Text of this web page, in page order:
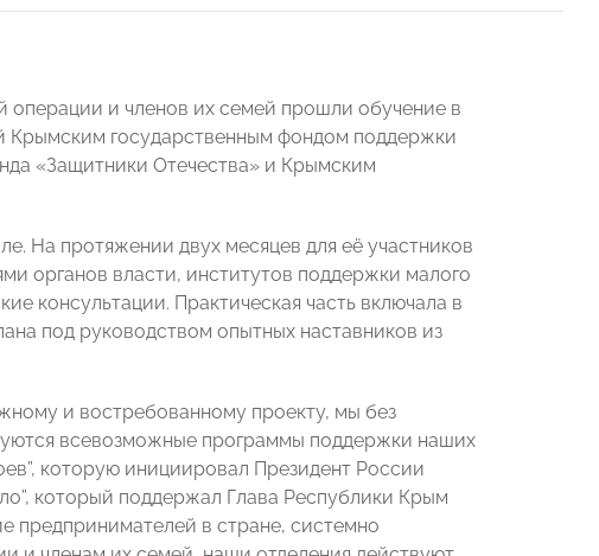
и членов их семей прошли обучение в
Крымским государственным фондом поддержки
«Защитники Отечества» и Крымским
На протяжении двух месяцев для её участников
органов власти, институтов поддержки малого
консультации. Практическая часть включала в
под руководством опытных наставников из
и востребованному проекту, мы без
всевозможные программы поддержки наших
которую инициировал Президент России
который поддержал Глава Республики Крым
предпринимателей в стране, системно